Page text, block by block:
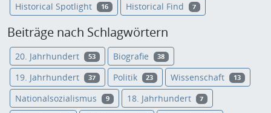
Historical Spotlight 16 Historical Find 7
Beiträge nach Schlagwörtern
20. Jahrhundert 53 Biografie 38
19. Jahrhundert 37 Politik 23 Wissenschaft 13
Nationalsozialismus 9 18. Jahrhundert 7